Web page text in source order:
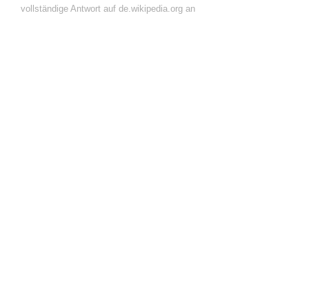
vollständige Antwort auf de.wikipedia.org an